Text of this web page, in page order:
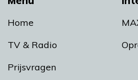
Home
TV & Radio
Prijsvragen